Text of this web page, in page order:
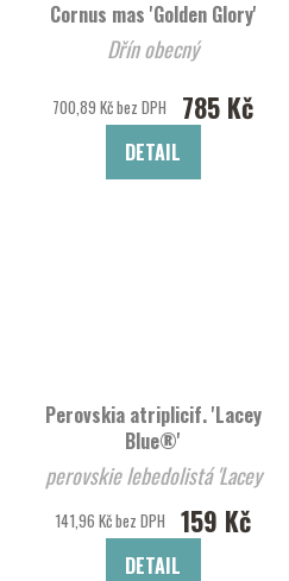
Cornus mas 'Golden Glory'
Dřín obecný
700,89 Kč bez DPH 785 Kč
DETAIL
Perovskia atriplicif. 'Lacey
Blue®'
perovskie lebedolistá 'Lacey
141,96 Kč bez DPH 159 Kč
DETAIL